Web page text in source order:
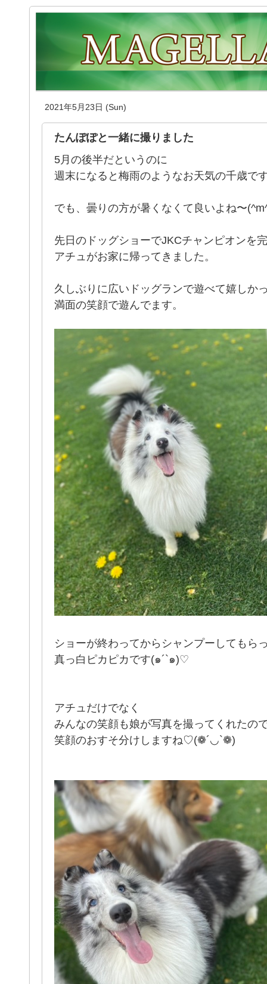
2021年5月23日 (Sun)
たんぽぽと一緒に撮りました
5月の後半だというのに
週末になると梅雨のようなお天気の千歳で
でも、曇りの方が暑くなくて良いよね〜
先日のドッグショーでJKCチャンピオンを
アチュがお家に帰ってきました。
久しぶりに広いドッグランで遊べて嬉しか
満面の笑顔で遊んでます。
ショーが終わってからシャンプーしてもら
真っ白ピカピカです(๑´`๑)♡
アチュだけでなく
みんなの笑顔も娘が写真を撮ってくれたの
笑顔のおすそ分けしますね♡(❁´◡`❁)